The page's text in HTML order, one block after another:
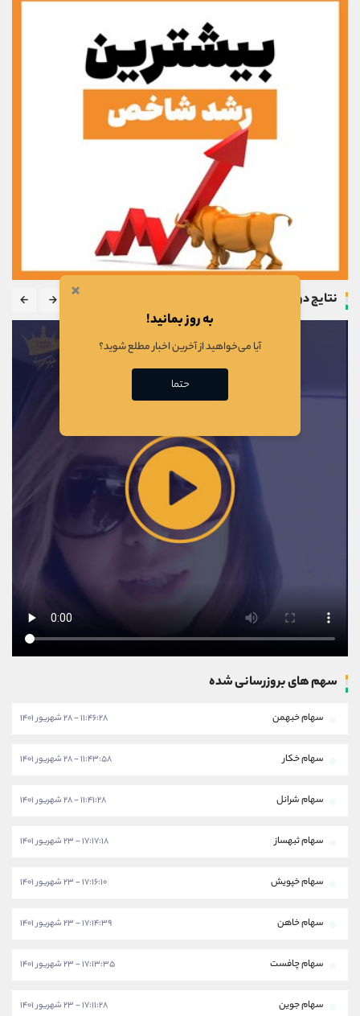
نتایج دوره
سهم های بروزرسانی شده
سهام خبهمن ۱۱:۴۶:۲۸ - ۲۸ شهریور ۱۴۰۱
سهام خکار ۱۱:۴۳:۵۸ - ۲۸ شهریور ۱۴۰۱
سهام شرانل ۱۱:۴۱:۲۸ - ۲۸ شهریور ۱۴۰۱
سهام ثبهساز ۱۷:۱۷:۱۸ - ۲۳ شهریور ۱۴۰۱
سهام خپویش ۱۷:۱۶:۱۰ - ۲۳ شهریور ۱۴۰۱
سهام خاهن ۱۷:۱۴:۳۹ - ۲۳ شهریور ۱۴۰۱
سهام چافست ۱۷:۱۳:۳۵ - ۲۳ شهریور ۱۴۰۱
سهام جوین ۱۷:۱۱:۲۸ - ۲۳ شهریور ۱۴۰۱
×
به روز بمانید!
آیا می‌خواهید از آخرین اخبار مطلع شوید؟
حتما